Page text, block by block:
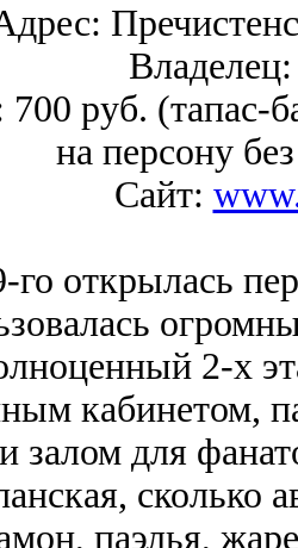
руб. (тапас-
на персону
Сайт:
открылась
2-х
кабинетом,
залом для
сколько
паэлья,